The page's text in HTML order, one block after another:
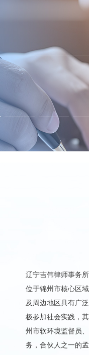
辽宁吉伟律师事务
位于锦州市核心区
及周边地区具有广
极参加社会实践，
州市软环境监督员
务，合伙人之一的